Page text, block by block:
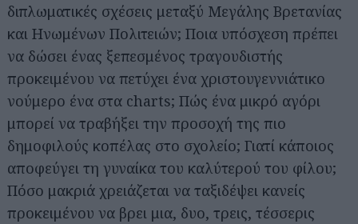
διπλωματικές σχέσεις μεταξύ Μεγάλης Βρετανίας
και Ηνωμένων Πολιτειών; Ποια υπόσχεση πρέπει
να δώσει ένας ξεπεσμένος τραγουδιστής
προκειμένου να πετύχει ένα χριστουγεννιάτικο
νούμερο ένα στα charts; Πώς ένα μικρό αγόρι
μπορεί να τραβήξει την προσοχή της πιο
δημοφιλούς κοπέλας στο σχολείο; Γιατί κάποιος
αποφεύγει τη γυναίκα του καλύτερού του φίλου;
Πόσο μακριά χρειάζεται να ταξιδέψει κανείς
προκειμένου να βρει μια, δυο, τρεις, τέσσερις